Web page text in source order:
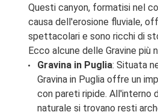
Questi canyon, formatisi nel
causa dell'erosione fluviale,
spettacolari e sono ricchi di
Ecco alcune delle Gravine più
Gravina in Puglia: Situata
Gravina in Puglia offre un
con pareti ripide. All'interno
naturale si trovano resti